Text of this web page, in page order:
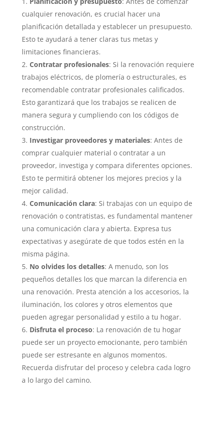
cualquier renovación, es crucial hacer una
planificación detallada y establecer un presupuesto.
Esto te ayudará a tener claras tus metas y
limitaciones financieras.
Contratar profesionales: Si la renovación requiere
trabajos eléctricos, de plomería o estructurales, es
recomendable contratar profesionales calificados.
Esto garantizará que los trabajos se realicen de
manera segura y cumpliendo con los códigos de
construcción.
Investigar proveedores y materiales: Antes de
comprar cualquier material o contratar a un
proveedor, investiga y compara diferentes opciones.
Esto te permitirá obtener los mejores precios y la
mejor calidad.
Comunicación clara: Si trabajas con un equipo de
renovación o contratistas, es fundamental mantener
una comunicación clara y abierta. Expresa tus
expectativas y asegúrate de que todos estén en la
misma página.
No olvides los detalles: A menudo, son los
pequeños detalles los que marcan la diferencia en
una renovación. Presta atención a los accesorios, la
iluminación, los colores y otros elementos que
pueden agregar personalidad y estilo a tu hogar.
Disfruta el proceso: La renovación de tu hogar
puede ser un proyecto emocionante, pero también
puede ser estresante en algunos momentos.
Recuerda disfrutar del proceso y celebra cada logro
a lo largo del camino.